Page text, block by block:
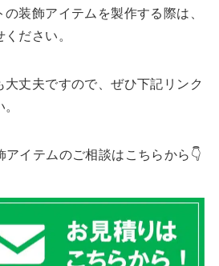
装飾アイテムを製作する際は、
ださい。
丈夫ですので、ぜひ下記リンク
アイテムのご相談はこちらから👇